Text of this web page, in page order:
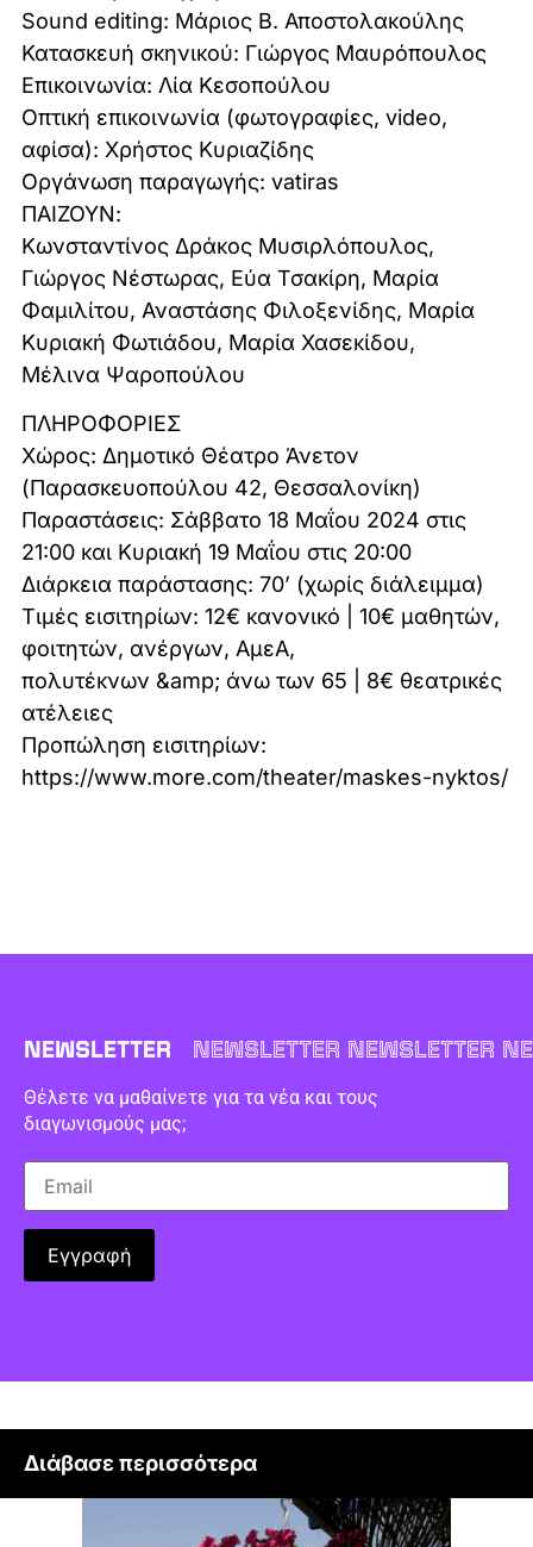
Sound editing: Μάριος Β. Αποστολακούλης
Κατασκευή σκηνικού: Γιώργος Μαυρόπουλος
Επικοινωνία: Λία Κεσοπούλου
Οπτική επικοινωνία (φωτογραφίες, video,
αφίσα): Χρήστος Κυριαζίδης
Οργάνωση παραγωγής: vatiras
ΠΑΙΖΟΥΝ:
Κωνσταντίνος Δράκος Μυσιρλόπουλος,
Γιώργος Νέστωρας, Εύα Τσακίρη, Mαρία
Φαμιλίτου, Αναστάσης Φιλοξενίδης, Μαρία
Κυριακή Φωτιάδου, Μαρία Χασεκίδου,
Μέλινα Ψαροπούλου
ΠΛΗΡΟΦΟΡΙΕΣ
Χώρος: Δημοτικό Θέατρο Άνετον
(Παρασκευοπούλου 42, Θεσσαλονίκη)
Παραστάσεις: Σάββατο 18 Μαΐου 2024 στις
21:00 και Κυριακή 19 Μαΐου στις 20:00
Διάρκεια παράστασης: 70’ (χωρίς διάλειμμα)
Τιμές εισιτηρίων: 12€ κανονικό | 10€ μαθητών,
φοιτητών, ανέργων, ΑμεΑ,
πολυτέκνων &amp; άνω των 65 | 8€ θεατρικές
ατέλειες
Προπώληση εισιτηρίων:
https://www.more.com/theater/maskes-nyktos/
NEWSLETTER NEWSLETTER NEWSLETTER
Θέλετε να μαθαίνετε για τα νέα και τους
διαγωνισμούς μας;
Διάβασε περισσότερα